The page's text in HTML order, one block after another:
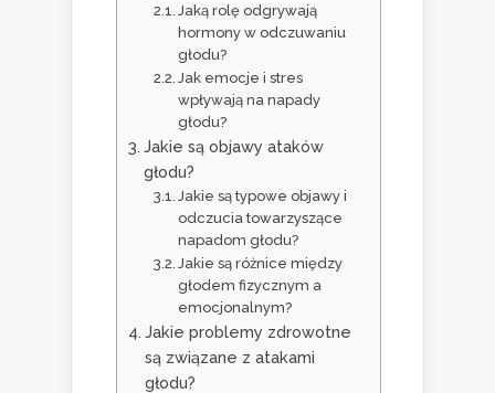
Jaką rolę odgrywają
hormony w odczuwaniu
głodu?
Jak emocje i stres
wpływają na napady
głodu?
Jakie są objawy ataków
głodu?
Jakie są typowe objawy i
odczucia towarzyszące
napadom głodu?
Jakie są różnice między
głodem fizycznym a
emocjonalnym?
Jakie problemy zdrowotne
są związane z atakami
głodu?